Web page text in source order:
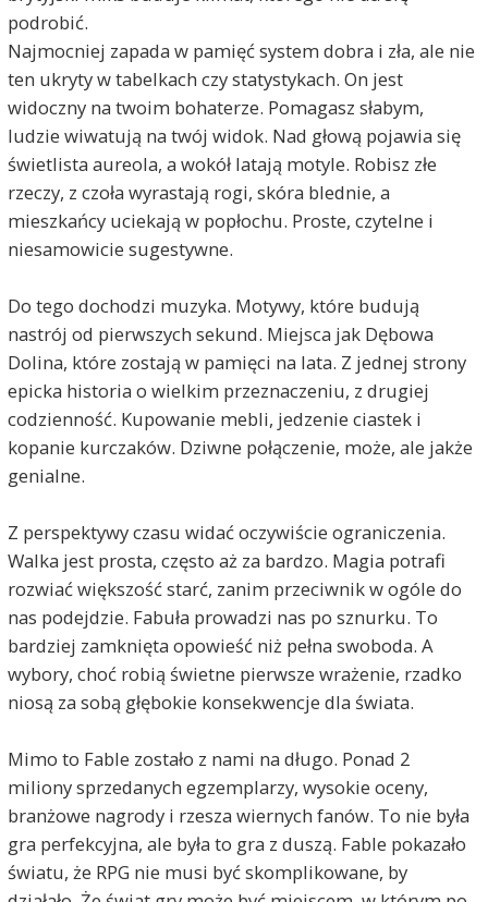
podrobić.
Najmocniej zapada w pamięć system dobra i zła, ale nie
ten ukryty w tabelkach czy statystykach. On jest
widoczny na twoim bohaterze. Pomagasz słabym,
ludzie wiwatują na twój widok. Nad głową pojawia się
świetlista aureola, a wokół latają motyle. Robisz złe
rzeczy, z czoła wyrastają rogi, skóra blednie, a
mieszkańcy uciekają w popłochu. Proste, czytelne i
niesamowicie sugestywne.
Do tego dochodzi muzyka. Motywy, które budują
nastrój od pierwszych sekund. Miejsca jak Dębowa
Dolina, które zostają w pamięci na lata. Z jednej strony
epicka historia o wielkim przeznaczeniu, z drugiej
codzienność. Kupowanie mebli, jedzenie ciastek i
kopanie kurczaków. Dziwne połączenie, może, ale jakże
genialne.
Z perspektywy czasu widać oczywiście ograniczenia.
Walka jest prosta, często aż za bardzo. Magia potrafi
rozwiać większość starć, zanim przeciwnik w ogóle do
nas podejdzie. Fabuła prowadzi nas po sznurku. To
bardziej zamknięta opowieść niż pełna swoboda. A
wybory, choć robią świetne pierwsze wrażenie, rzadko
niosą za sobą głębokie konsekwencje dla świata.
Mimo to Fable zostało z nami na długo. Ponad 2
miliony sprzedanych egzemplarzy, wysokie oceny,
branżowe nagrody i rzesza wiernych fanów. To nie była
gra perfekcyjna, ale była to gra z duszą. Fable pokazało
światu, że RPG nie musi być skomplikowane, by